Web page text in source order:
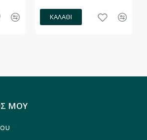
ΚΑΛΆΘΙ
ΜΟΥ